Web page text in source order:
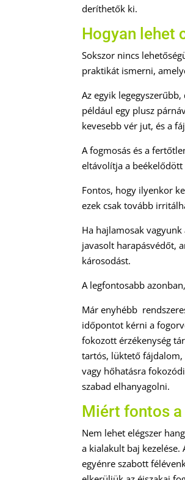
deríthetők ki.
Hogyan lehet
Sokszor nincs
praktikát ismerni,
Az egyik
például egy plusz
kevesebb vér jut, és a
A fogmosás és a
eltávolítja a
Fontos, hogy ilyenkor
ezek csak tovább
Ha hajlamosak
javasolt harapásvédőt,
károsodást.
A legfontosabb
Már enyhébb
időpontot kérni a
fokozott érzékenység
tartós, lüktető fájdalom,
vagy hőhatásra
szabad elhanyagolni.
Miért fontos
Nem lehet elégszer
a kialakult baj kezelése.
egyénre szabott